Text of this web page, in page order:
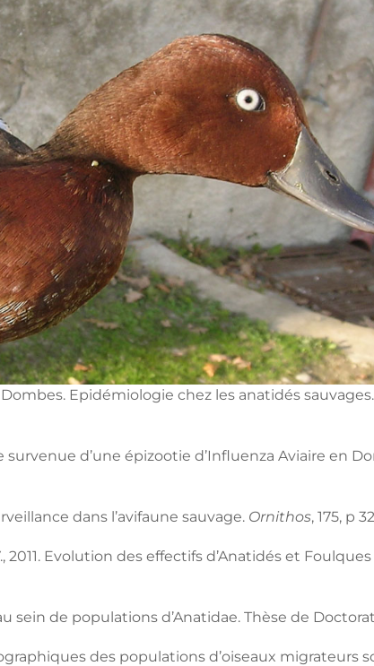
Epidémiologie chez les anatidés
d’une épizootie d’Influenza Aviaire en
dans l’avifaune sauvage. Ornithos, 175, p
2011. Evolution des effectifs d’Anatidés et
sein de populations d’Anatidae. Thèse de
des populations d’oiseaux